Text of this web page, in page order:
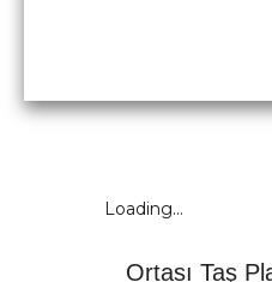
Loading...
Ortası Taş